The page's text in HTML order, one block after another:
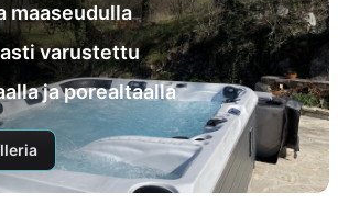
maaseudulla
varustettu
ja porealtaalla